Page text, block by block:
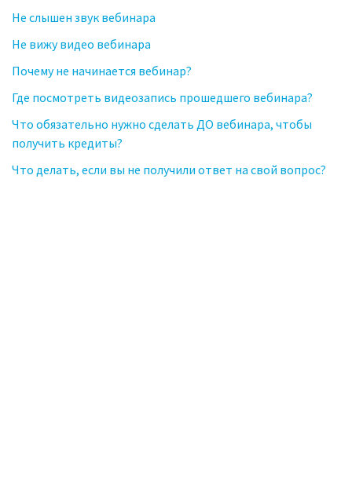
Не слышен звук вебинара
Не вижу видео вебинара
Почему не начинается вебинар?
Где посмотреть видеозапись прошедшего вебинара?
Что обязательно нужно сделать ДО вебинара, чтобы
получить кредиты?
Что делать, если вы не получили ответ на свой вопрос?